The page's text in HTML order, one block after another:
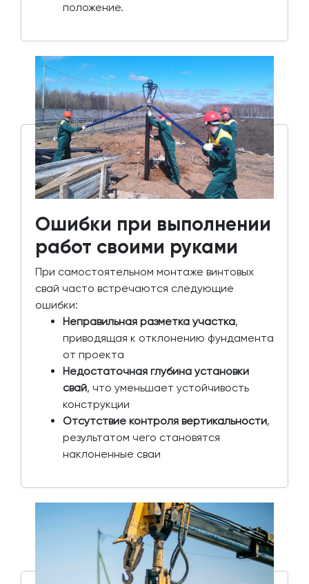
положение.
Ошибки при выполнении
работ своими руками
При самостоятельном монтаже винтовых
свай часто встречаются следующие
ошибки:
Неправильная разметка участка,
приводящая к отклонению фундамента
от проекта
Недостаточная глубина установки
свай, что уменьшает устойчивость
конструкции
Отсутствие контроля вертикальности,
результатом чего становятся
наклоненные сваи